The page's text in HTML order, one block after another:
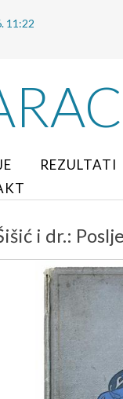
11:22
REZULTATI
i dr.: